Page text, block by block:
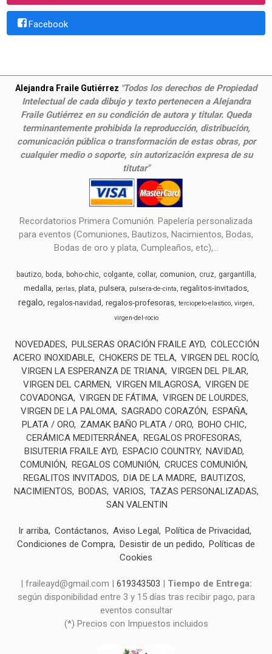
Facebook
Alejandra Fraile Gutiérrez "Todos los derechos de Propiedad
Intelectual de cada dibujo y texto pertenecen a Alejandra
Fraile Gutiérrez en su condición de autora y titular. Queda
terminantemente prohibida la reproducción, distribución,
comunicación pública o transformación de estas obras, por
cualquier medio o soporte, sin autorización expresa de su
titutar"
Recordatorios Primera Comunión. Papelería personalizada
para eventos (Comuniones, Bautizos, Nacimientos, Bodas,
Bodas de oro y plata, Cumpleaños, etc),...
bautizo boda boho-chic colgante collar comunion cruz gargantilla
medalla perlas plata pulsera pulsera-de-cinta regalitos-invitados
regalo regalos-navidad regalos-profesoras terciopelo-elastico virgen
virgen-del-rocio
NOVEDADES PULSERAS ORACIÓN FRAILE AYD COLECCIÓN
ACERO INOXIDABLE CHOKERS DE TELA VIRGEN DEL ROCÍO
VIRGEN LA ESPERANZA DE TRIANA VIRGEN DEL PILAR
VIRGEN DEL CARMEN
VIRGEN MILAGROSA VIRGEN DE
COVADONGA VIRGEN DE FÁTIMA VIRGEN DE LOURDES
VIRGEN DE LA PALOMA SAGRADO CORAZÓN
ESPAÑA
PLATA / ORO
ZAMAK BAÑO PLATA / ORO BOHO CHIC
CERÁMICA MEDITERRÁNEA REGALOS PROFESORAS
BISUTERIA FRAILE AYD ESPACIO COUNTRY NAVIDAD
COMUNIÓN
REGALOS COMUNIÓN
CRUCES COMUNIÓN
REGALITOS INVITADOS
DIA DE LA MADRE BAUTIZOS
NACIMIENTOS
BODAS VARIOS
TAZAS PERSONALIZADAS
SAN VALENTIN
Ir arriba Contáctanos Aviso Legal
Política de Privacidad
Condiciones de Compra Desistir de un pedido
Políticas de
Cookies
| fraileayd@gmail.com | 619343503 | Tiempo de Entrega:
según disponibilidad entre 3 y 15 días tras recibir pago, para
eventos consultar
(*) Precios con Impuestos incluidos